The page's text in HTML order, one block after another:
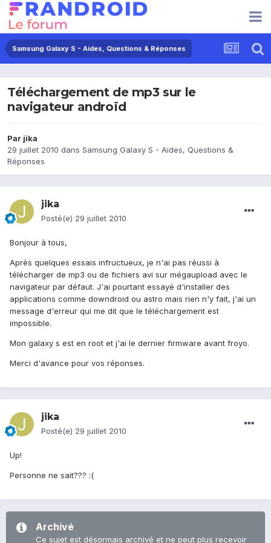
Samsung Galaxy S - Aides, Questions & Réponses
Téléchargement de mp3 sur le
navigateur androïd
Par jika
29 juillet 2010 dans Samsung Galaxy S - Aides, Questions &
Réponses
jika
Posté(e) 29 juillet 2010
Bonjour à tous,
Après quelques essais infructueux, je n'ai pas réussi à
télécharger de mp3 ou de fichiers avi sur mégaupload avec le
navigateur par défaut. J'ai pourtant essayé d'installer des
applications comme downdroid ou astro mais rien n'y fait, j'ai un
message d'erreur qui me dit que le téléchargement est
impossible.
Mon galaxy s est en root et j'ai le dernier firmware avant froyo.
Merci d'avance pour vos réponses.
jika
Posté(e) 29 juillet 2010
Up!
Personne ne sait??? :(
Archivé
Ce sujet est désormais archivé et ne peut plus recevoir